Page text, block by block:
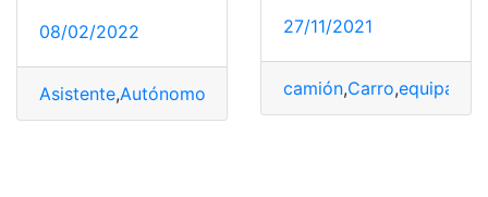
08/02/2022
Asistente,Autónomo Eléctrico,voz
27/11/2021
camión,Carro,equipado